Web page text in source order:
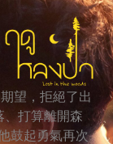
望，拒絕了出
打算離開森
鼓起勇氣再次